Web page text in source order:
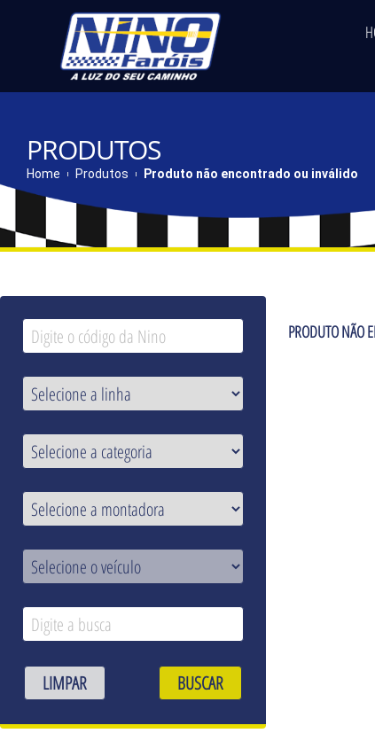
PRODUTOS
Home Produtos Produto não encontrado ou inválido
LIMPAR BUSCAR
PRODUTO NÃO